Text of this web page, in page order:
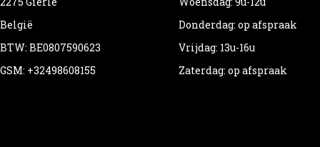
België
BTW: BE0807590623
GSM: +32498608155
Donderdag: op afspraak
Vrijdag: 13u-16u
Zaterdag: op afspraak